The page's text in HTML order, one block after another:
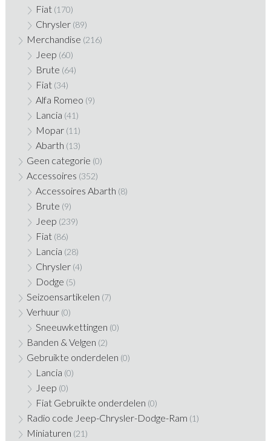
Fiat (170)
Chrysler (89)
Merchandise (216)
Jeep (60)
Brute (64)
Fiat (34)
Alfa Romeo (9)
Lancia (41)
Mopar (11)
Abarth (13)
Geen categorie (0)
Accessoires (352)
Accessoires Abarth (8)
Brute (9)
Jeep (239)
Fiat (86)
Lancia (28)
Chrysler (4)
Dodge (5)
Seizoensartikelen (7)
Verhuur (0)
Sneeuwkettingen (0)
Banden & Velgen (2)
Gebruikte onderdelen (0)
Lancia (0)
Jeep (0)
Fiat Gebruikte onderdelen (0)
Radio code Jeep-Chrysler-Dodge-Ram (1)
Miniaturen (21)